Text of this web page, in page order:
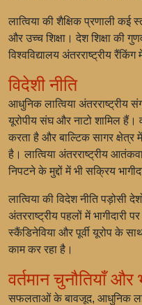
लात्विया की शैक्षिक प्रणाली कई
और उच्च शिक्षा। देश शिक्षा की
विश्वविद्यालय अंतरराष्ट्रीय
विदेशी नीति
आधुनिक लात्विया अंतरराष्ट्रीय
यूरोपीय संघऔर नाटो शामिल हैं।
करता है और बाल्टिक सागर क्षेत्र
है। लात्विया अंतरराष्ट्रीय
निपटने के मुद्दों में भी सक्रिय
लात्विया की विदेश नीति
अंतरराष्ट्रीय पहलों में भागीदारी
स्कैंडिनेविया और पूर्वी यूरोप के
काम कर रहा है।
वर्तमान चुनौतियाँ और
सफलताओं के बावजूद, आधुनिक